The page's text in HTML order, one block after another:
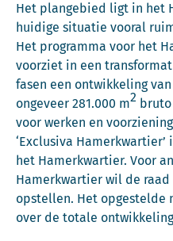
Het plangebied ligt in het
huidige situatie vooral
Het programma voor het
voorziet in een
fasen een ontwikkeling
ongeveer 281.000 m2
voor werken en
‘Exclusiva
het Hamerkwartier. Voor
Hamerkwartier wil de
opstellen. Het
over de totale